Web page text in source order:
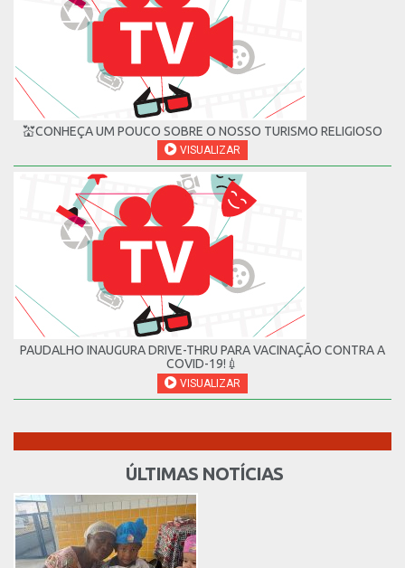
💒CONHEÇA UM POUCO SOBRE O NOSSO TURISMO RELIGIOSO
VISUALIZAR
PAUDALHO INAUGURA DRIVE-THRU PARA VACINAÇÃO CONTRA A
COVID-19!💉
VISUALIZAR
ÚLTIMAS NOTÍCIAS